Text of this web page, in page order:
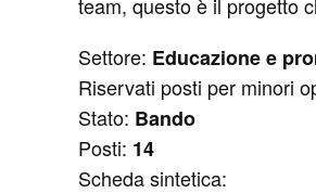
Settore: Educazione e
Riservati posti per minori
Stato: Bando
Posti: 14
Scheda sintetica: